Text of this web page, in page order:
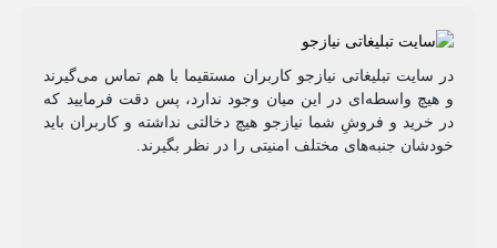
در سایت تبلیغاتی نیازجو کاربران مستقیما با هم تماس می‌گیرند
و هیچ واسطه‌ای در این میان وجود ندارد، پس دقت فرمایید که
در خرید و فروشِ شما نیازجو هیچ دخالتی نداشته و کاربران باید
خودشان جنبه‌های مختلف امنیتی را در نظر بگیرند.